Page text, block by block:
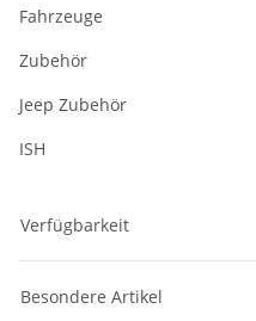
Fahrzeuge
Zubehör
Jeep Zubehör
ISH
Verfügbarkeit
Besondere Artikel